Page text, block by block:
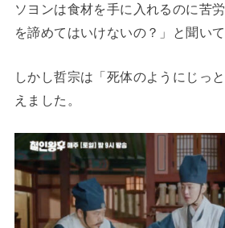
ソヨンは食材を手に入れるのに苦
を諦めてはいけないの？」と聞いて
しかし哲宗は「死体のようにじっ
えました。